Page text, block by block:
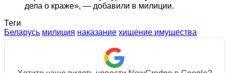
дела о краже», — добавили в милиции.
Теги
Беларусь милиция наказание хищение имущества